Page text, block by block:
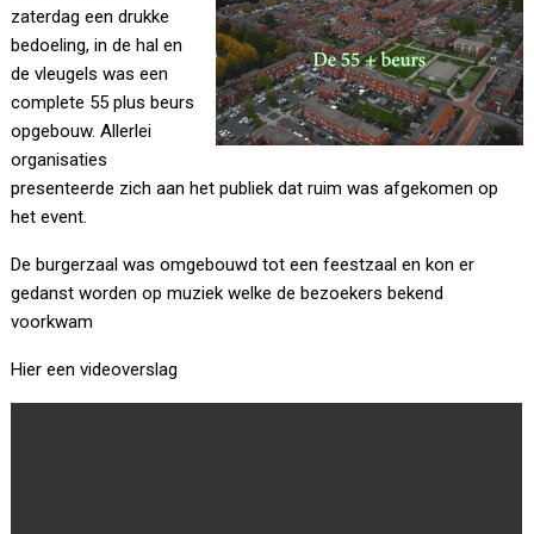
zaterdag een drukke
bedoeling, in de hal en
de vleugels was een
complete 55 plus beurs
opgebouw. Allerlei
organisaties
presenteerde zich aan het publiek dat ruim was afgekomen op
het event.
De burgerzaal was omgebouwd tot een feestzaal en kon er
gedanst worden op muziek welke de bezoekers bekend
voorkwam
Hier een videoverslag